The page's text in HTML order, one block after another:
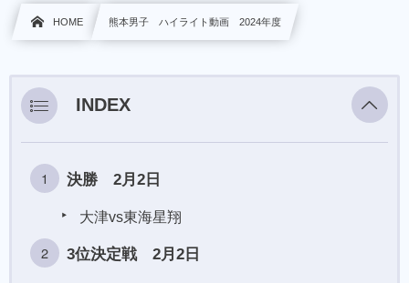
HOME 熊本男子 ハイライト動画 2024年度
INDEX
決勝 2月2日
大津vs東海星翔
3位決定戦 2月2日